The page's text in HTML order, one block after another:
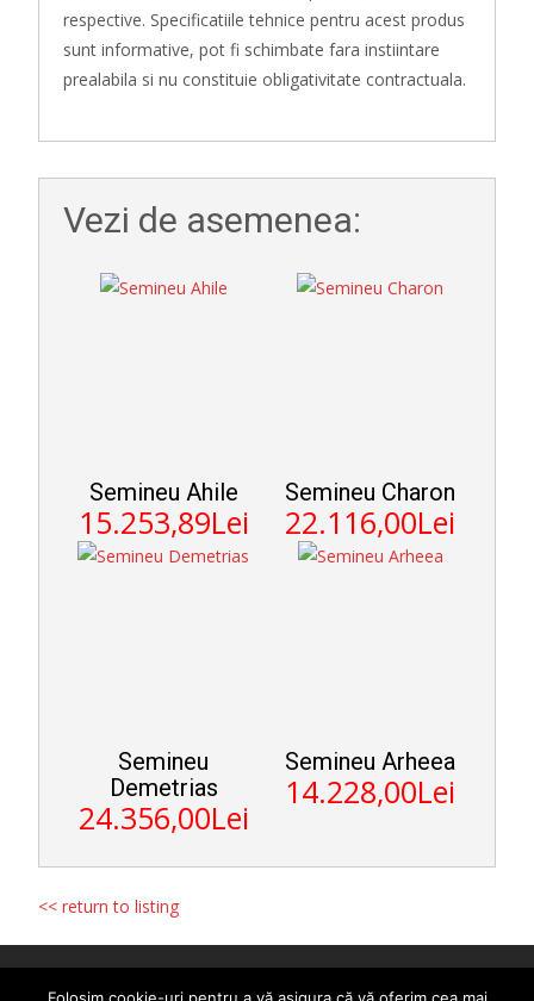
respective. Specificatiile tehnice pentru acest produs
sunt informative, pot fi schimbate fara instiintare
prealabila si nu constituie obligativitate contractuala.
Vezi de asemenea:
Semineu Ahile
15.253,89Lei
Semineu Charon
22.116,00Lei
Semineu
Demetrias
24.356,00Lei
Semineu Arheea
14.228,00Lei
<< return to listing
Copyright © Seminee pe lemne la preturi mici, seminee rustice,